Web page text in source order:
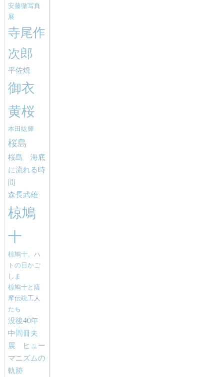
安藤徹写真
展
寺尾作
次郎
平佐焼
御衣
黄桜
本田紘輝
桜島
桜島 海底
に流れる時
間
森長武雄
椋鳩
十
椋鳩十、ハ
トの日かご
しま
椋鳩十と薩
摩伝統工人
たち
没後40年
中間冊夫
展 ヒュー
マニズムの
軌跡